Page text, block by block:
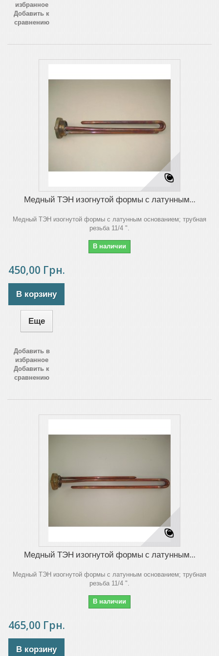
избранное
Добавить к
сравнению
Медный ТЭН изогнутой формы с латунным...
Медный ТЭН изогнутой формы с латунным основанием; трубная
резьба 11/4 ".
В наличии
450,00 Грн.
В корзину
Еще
Добавить в
избранное
Добавить к
сравнению
Медный ТЭН изогнутой формы с латунным...
Медный ТЭН изогнутой формы с латунным основанием; трубная
резьба 11/4 ".
В наличии
465,00 Грн.
В корзину